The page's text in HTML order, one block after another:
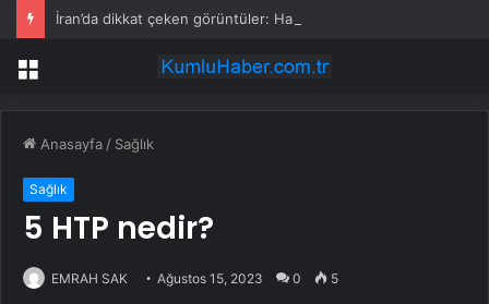
Menü
Anasayfa / Sağlık
Sağlık
5 HTP nedir?
EMRAH SAK Ağustos 15, 2023 0 5